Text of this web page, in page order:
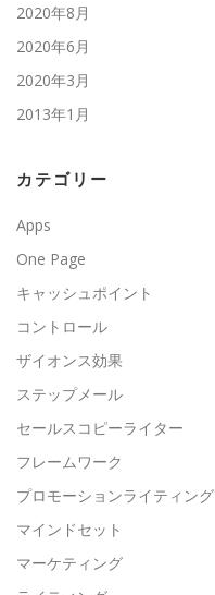
2020年8月
2020年6月
2020年3月
2013年1月
カテゴリー
Apps
One Page
キャッシュポイント
コントロール
ザイオンス効果
ステップメール
セールスコピーライター
フレームワーク
プロモーションライティング
マインドセット
マーケティング